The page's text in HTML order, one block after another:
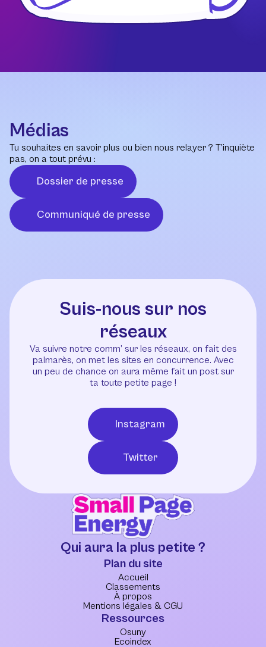
Médias
Tu souhaites en savoir plus ou bien nous relayer ? T’inquiète
pas, on a tout prévu :
Dossier de presse
Communiqué de presse
Suis-nous sur nos
réseaux
Va suivre notre comm’ sur les réseaux, on fait des
palmarès, on met les sites en concurrence. Avec
un peu de chance on aura même fait un post sur
ta toute petite page !
Instagram
Twitter
Qui aura la plus petite ?
Plan du site
Accueil
Classements
À propos
Mentions légales & CGU
Ressources
Osuny
Ecoindex